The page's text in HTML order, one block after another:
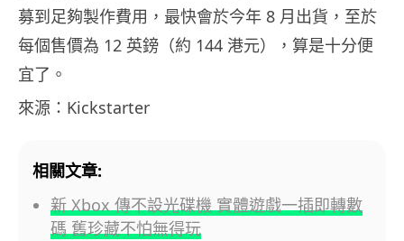
募到足夠製作費用，最快會於今年 8 月出貨，至於
每個售價為 12 英鎊（約 144 港元），算是十分便
宜了。
來源：Kickstarter
相關文章:
新 Xbox 傳不設光碟機 實體遊戲一插即轉數
碼 舊珍藏不怕無得玩